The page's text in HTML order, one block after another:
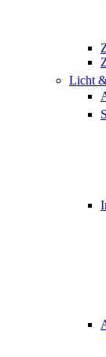
Licht